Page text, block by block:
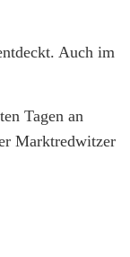
Auch im
Tagen an
Marktredwitzer